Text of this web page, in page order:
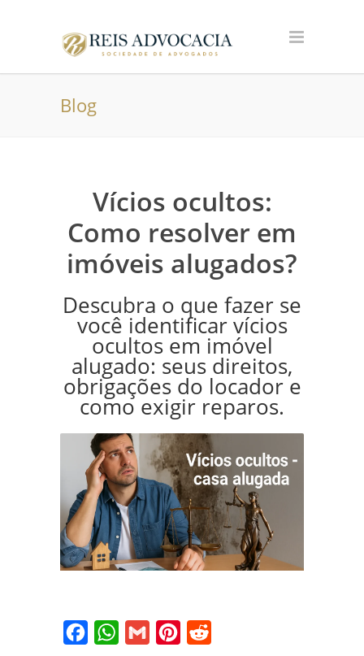
Blog
Vícios ocultos:
Como resolver em
imóveis alugados?
Descubra o que fazer se
você identificar vícios
ocultos em imóvel
alugado: seus direitos,
obrigações do locador e
como exigir reparos.
FacebookWhatsApp
Gmail Pinterest